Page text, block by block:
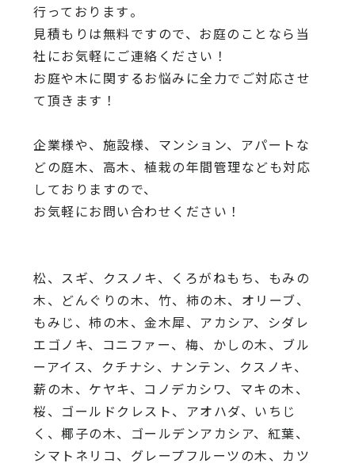
行っております。
見積もりは無料ですので、 お庭のことなら当
社にお気軽にご連絡ください！
お庭や木に関するお悩みに全力でご対応させ
て頂きます！
企業様や、施設様、マンション、アパートな
どの庭木、高木、植栽の年間管理なども対応
しておりますので、
お気軽にお問い合わせください！
松、スギ、クスノキ、くろがねもち、もみの
木、どんぐりの木、 竹、柿の木、オリーブ、
もみじ、柿の木、金木犀、アカシア、 シダレ
エゴノキ、コニファー、梅、かしの木、ブル
ーアイス、 クチナシ、ナンテン、クスノキ、
薪の木、ケヤキ、コノデカシワ、マキの木、
桜、 ゴールドクレスト、アオハダ、いちじ
く、椰子の木、 ゴールデンアカシア、紅葉、
シマトネリコ、 グレープフルーツの木、カツ